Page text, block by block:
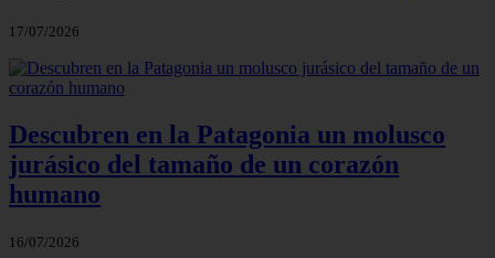
17/07/2026
Descubren en la Patagonia un molusco
jurásico del tamaño de un corazón
humano
16/07/2026